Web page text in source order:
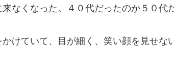
なくなった。４０代だったのか５０代
かけていて、目 が細 く、笑い顔を見せな